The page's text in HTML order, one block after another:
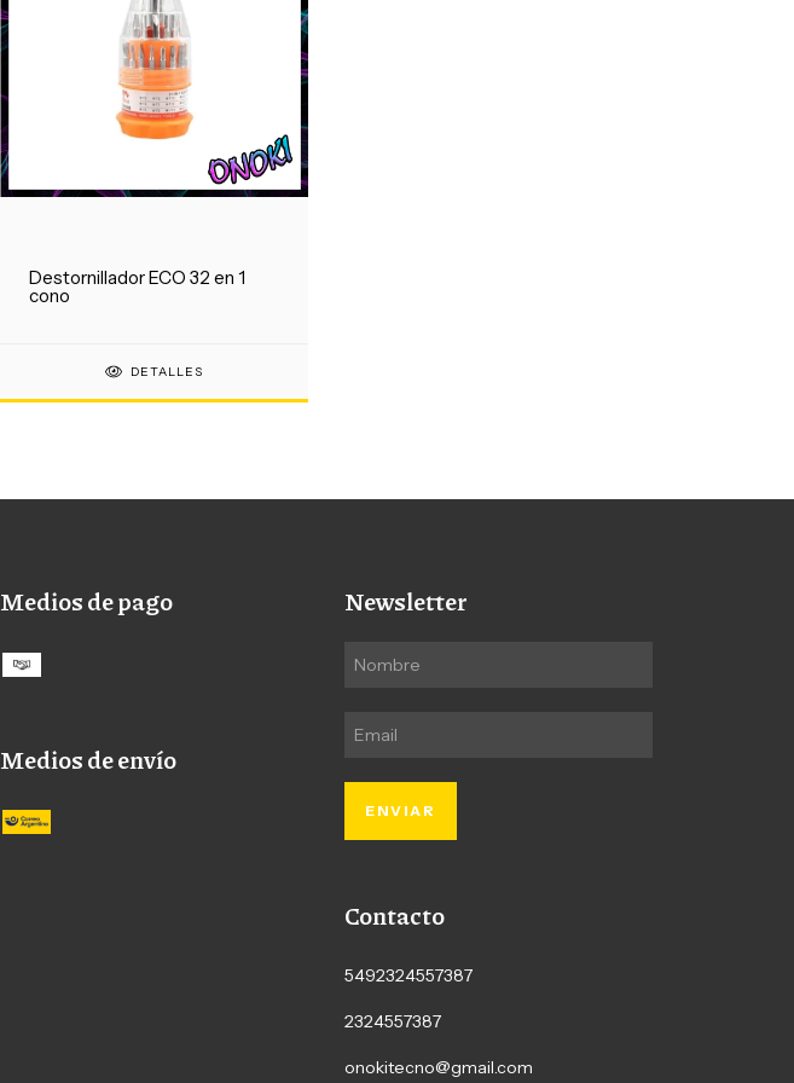
Destornillador ECO 32 en 1
cono
DETALLES
Medios de pago
Medios de envío
Newsletter
Contacto
5492324557387
2324557387
onokitecno@gmail.com